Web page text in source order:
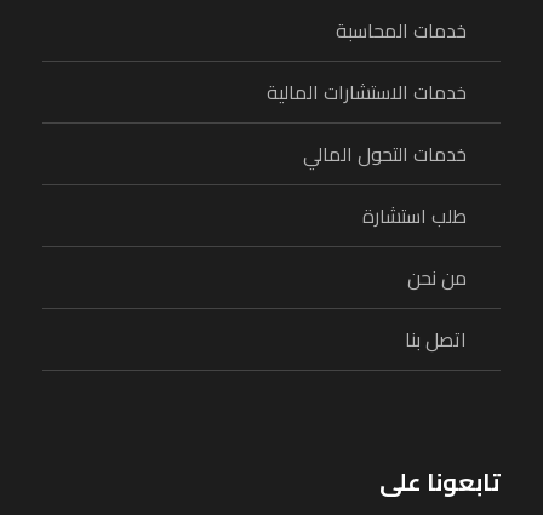
خدمات المحاسبة
خدمات الاستشارات المالية
خدمات التحول المالي
طلب استشارة
من نحن
اتصل بنا
تابعونا على